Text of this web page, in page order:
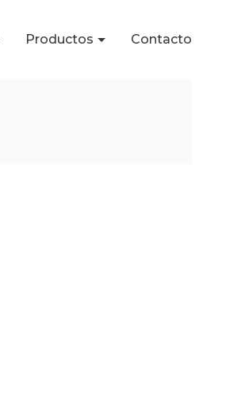
Productos Contacto